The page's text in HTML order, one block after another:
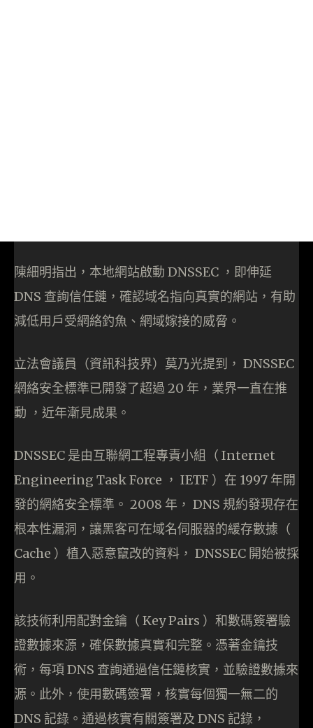
陳細明指出，本地網站啟動 DNSSEC ，即伸延
DNS 查詢信任鏈，確認域名指向真實的網站，有助
減低用戶受網絡釣魚、網域嫁接的威脅。
立法會議員（資訊科技界）莫乃光提到， DNSSEC
網絡安全標準已開發了超過 20 年，業界一直在推
動 ，近年漸見成果。
DNSSEC 是由互聯網工程專責小組（ Internet
Engineering Task Force ， IETF ）在 1997 年開
發的網絡安全標準。 2008 年， DNS 規約發現存在
根本性漏洞，讓黑客可在域名伺服器的緩存數據（
Cache ）植入惡意竄改的資料， DNSSEC 開始被採
用。
該技術利用配對金鑰（ Key Pairs ）和數碼簽署驗
證數據來源，確保數據真實和完整。憑著金鑰技
術，每項 DNS 查詢通過信任鏈核實，並驗證數據來
源。此外，使用數碼簽署，核實每個獨一無二的
DNS 記錄。通過核實有關簽署及 DNS 記錄，